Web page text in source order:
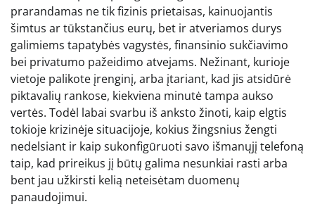
prarandamas ne tik fizinis prietaisas, kainuojantis
šimtus ar tūkstančius eurų, bet ir atveriamos durys
galimiems tapatybės vagystės, finansinio sukčiavimo
bei privatumo pažeidimo atvejams. Nežinant, kurioje
vietoje palikote įrenginį, arba įtariant, kad jis atsidūrė
piktavalių rankose, kiekviena minutė tampa aukso
vertės. Todėl labai svarbu iš anksto žinoti, kaip elgtis
tokioje krizinėje situacijoje, kokius žingsnius žengti
nedelsiant ir kaip sukonfigūruoti savo išmanųjį telefoną
taip, kad prireikus jį būtų galima nesunkiai rasti arba
bent jau užkirsti kelią neteisėtam duomenų
panaudojimui.